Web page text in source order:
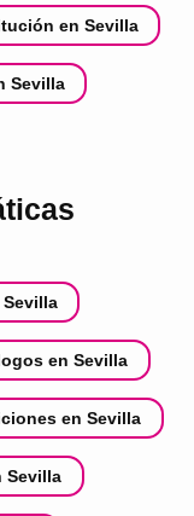
en Sevilla
Sevilla
en Sevilla
en Sevilla
Sevilla